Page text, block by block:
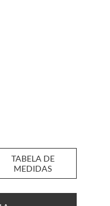
TABELA DE
MEDIDAS